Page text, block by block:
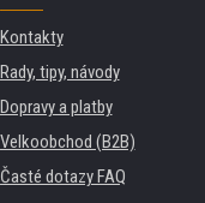
Kontakty
Rady, tipy, návody
Dopravy a platby
Velkoobchod (B2B)
Časté dotazy FAQ